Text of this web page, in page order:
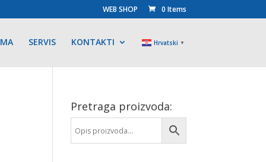
WEB SHOP 0 Items
SERVIS KONTAKTI Hrvatski ▼
Pretraga proizvoda: